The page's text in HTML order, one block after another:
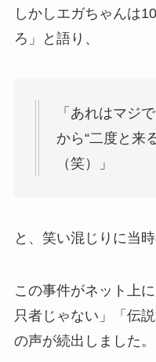
しかしエガちゃんは
ろ」と語り、
「あれはマジ
から“二度と来
（笑）」
と、笑い混じりに当
この事件がネット上
只者じゃない」「伝
の声が続出しました。